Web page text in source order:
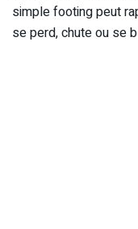
simple footing peut
se perd, chute ou se